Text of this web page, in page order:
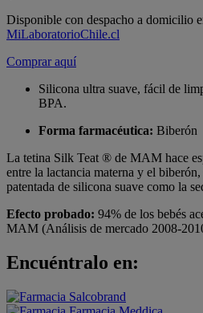
Disponible con despacho a domicilio
MiLaboratorioChile.cl
Comprar aquí
Silicona ultra suave, fácil de
BPA.
Forma farmacéutica: Biberón
La tetina Silk Teat ® de MAM hace
entre la lactancia materna y el
patentada de silicona suave como la
Efecto probado: 94% de los bebés
MAM (Análisis de mercado 2008-
Encuéntralo en: